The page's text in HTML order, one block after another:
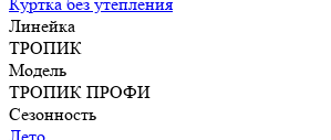
Линейка
ТРОПИК
Модель
ТРОПИК ПРОФИ
Сезонность